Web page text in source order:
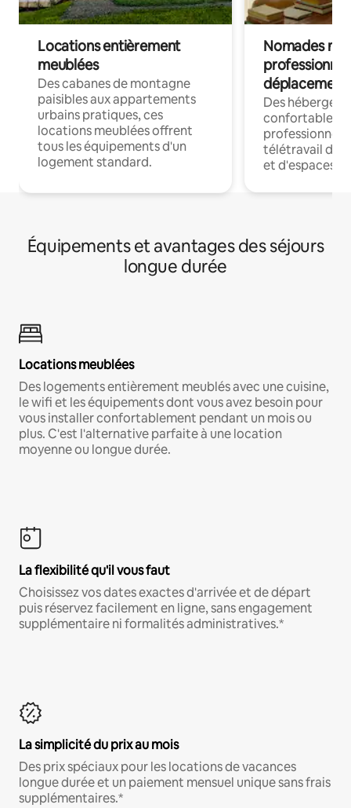
Locations entièrement
meublées
Des cabanes de montagne
paisibles aux appartements
urbains pratiques, ces
locations meublées offrent
tous les équipements d'un
logement standard.
Nomades
déplacement
Des
confortables
professionnels
télétravail
et d'espaces
Équipements et avantages des séjours
longue durée
Locations meublées
Des logements entièrement meublés avec une cuisine,
le wifi et les équipements dont vous avez besoin pour
vous installer confortablement pendant un mois ou
plus. C'est l'alternative parfaite à une location
moyenne ou longue durée.
La flexibilité qu'il vous faut
Choisissez vos dates exactes d'arrivée et de départ
puis réservez facilement en ligne, sans engagement
supplémentaire ni formalités administratives.*
La simplicité du prix au mois
Des prix spéciaux pour les locations de vacances
longue durée et un paiement mensuel unique sans frais
supplémentaires.*